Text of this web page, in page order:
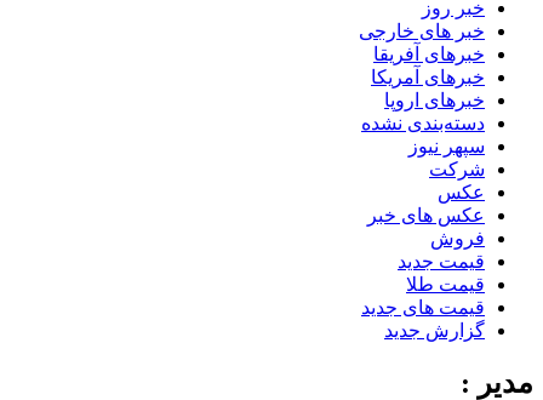
خبر روز
خبر های خارجی
خبرهای آفریقا
خبرهای آمریکا
خبرهای اروپا
دسته‌بندی نشده
سپهر نیوز
شرکت
عکس
عکس های خبر
فروش
قیمت جدید
قیمت طلا
قیمت های جدید
گزارش جدید
مدیر :